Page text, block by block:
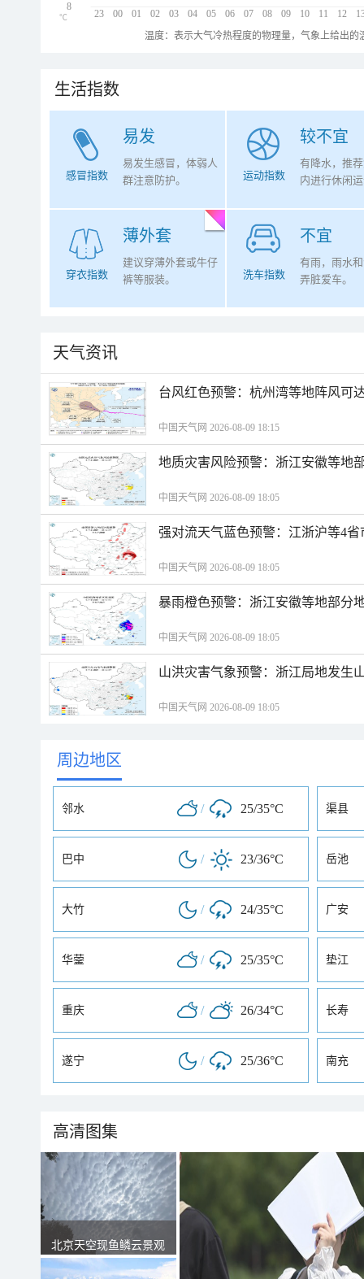
23 00 01 02 03 04 05 06 07 08 09 10 11 12
8
℃
温度：表示大气冷热程度的物理量，气象上给出
生活指数
易发
感冒指数
易发生感冒，体弱人
群注意防护。
较不宜
运动指数
有降水，推
内进行休闲
薄外套
穿衣指数
建议穿薄外套或牛仔
裤等服装。
不宜
洗车指数
有雨，雨水
弄脏爱车。
天气资讯
台风红色预警：杭州湾等地阵风可
中国天气网 2026-08-09 18:15
地质灾害风险预警：浙江安徽等地
中国天气网 2026-08-09 18:05
强对流天气蓝色预警：江浙沪等4
中国天气网 2026-08-09 18:05
暴雨橙色预警：浙江安徽等地部分
中国天气网 2026-08-09 18:05
山洪灾害气象预警：浙江局地发生
中国天气网 2026-08-09 18:05
周边地区
邻水 / 25/35°C 渠县
巴中 / 23/36°C 岳池
大竹 / 24/35°C 广安
华蓥 / 25/35°C 垫江
重庆 / 26/34°C 长寿
遂宁 / 25/36°C 南充
高清图集
北京天空现鱼鳞云景观